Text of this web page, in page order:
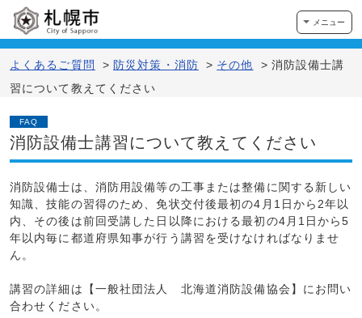
メニュー
よくあるご質問 > 防災対策・消防 > その他 > 消防設備士講
習について教えてください
FAQ
消防設備士講習について教えてください
消防設備士は、消防用設備等の工事または整備に関する新しい
知識、技能の習得のため、免状交付後最初の4月1日から2年以
内、その後は前回受講した日以降における最初の4月1日から5
年以内毎に都道府県知事が行う講習を受けなければなりませ
ん。
講習の詳細は【一般社団法人 北海道消防設備協会】にお問い
合わせください。